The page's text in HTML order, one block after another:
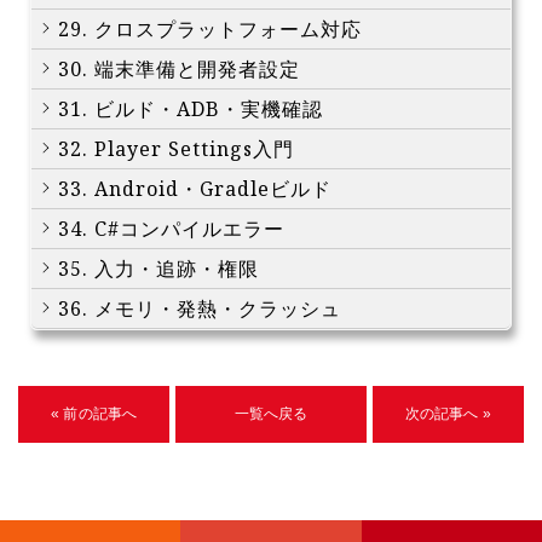
29. クロスプラットフォーム対応
30. 端末準備と開発者設定
31. ビルド・ADB・実機確認
32. Player Settings入門
33. Android・Gradleビルド
34. C#コンパイルエラー
35. 入力・追跡・権限
36. メモリ・発熱・クラッシュ
« 前の記事へ 一覧へ戻る 次の記事へ »